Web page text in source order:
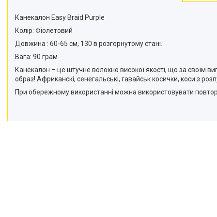
Канекалон Easy Braid Purple
Колір: Фіолетовий
Довжина : 60-65 см, 130 в розгорнутому стані.
Вага: 90 грам
Канекалон – це штучне волокно високої якості, що за
образ! Африканскі, сенегальські, гавайськ косички, коси з
При обережному використанні можна використовувати